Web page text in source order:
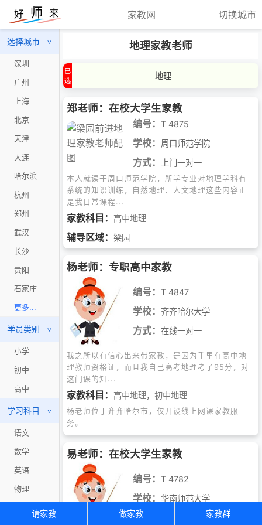
家教网 切换城市
选择城市 >
深圳
广州
上海
北京
天津
大连
哈尔滨
杭州
郑州
武汉
长沙
贵阳
石家庄
更多...
学员类别 >
小学
初中
高中
学习科目 >
语文
数学
英语
物理
地理家教老师
地理
郑老师：在校大学生家教
编号： T 4875
学校： 周口师范学院
方式： 上门一对一
本人就读于周口师范学院，所学专业对地理学科有
系统的知识训练，自然地理、人文地理这些内容正
是我日常课程...
家教科目： 高中地理
辅导区域：梁园
杨老师：专职高中家教
编号： T 4847
学校： 齐齐哈尔大学
方式： 在线一对一
我之所以有信心出来带家教，是因为手里有高中地
理教师资格证，而且我自己高考地理考了95分，对
这门课的知...
家教科目： 高中地理，初中地理
杨老师位于齐齐哈尔市，仅开设线上网课家教服
务。
易老师：在校大学生家教
编号： T 4782
学校： 华南师范大学
方式：
请家教 做家教 家教群